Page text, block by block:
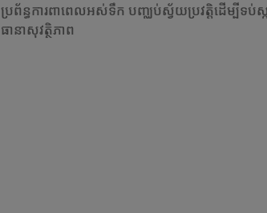
ប្រព័ន្ធការពាពេលអស់ទឹក បញ្ឈប់ស្វ័យប្រវត្តិដើម្បីទប់ស្
ធានាសុវត្ថិភាព